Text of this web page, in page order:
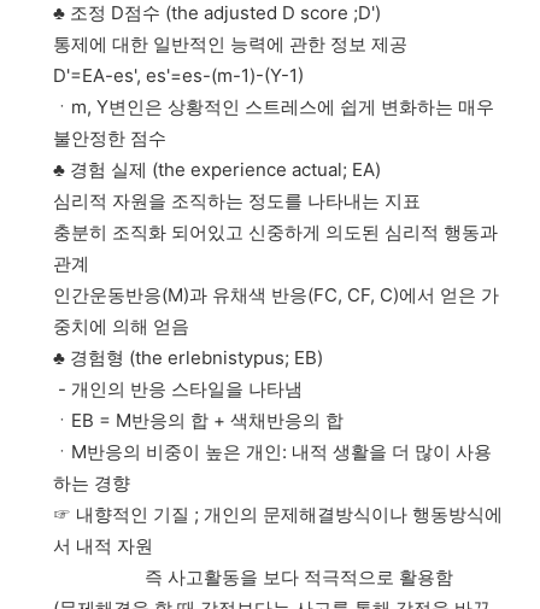
♣ 조정 D점수 (the adjusted D score ;D')
통제에 대한 일반적인 능력에 관한 정보 제공
D'=EA-es', es'=es-(m-1)-(Y-1)
ㆍm, Y변인은 상황적인 스트레스에 쉽게 변화하는 매우
불안정한 점수
♣ 경험 실제 (the experience actual; EA)
심리적 자원을 조직하는 정도를 나타내는 지표
충분히 조직화 되어있고 신중하게 의도된 심리적 행동과
관계
인간운동반응(M)과 유채색 반응(FC, CF, C)에서 얻은 가
중치에 의해 얻음
♣ 경험형 (the erlebnistypus; EB)
- 개인의 반응 스타일을 나타냄
ㆍEB = M반응의 합 + 색채반응의 합
ㆍM반응의 비중이 높은 개인: 내적 생활을 더 많이 사용
하는 경향
☞ 내향적인 기질 ; 개인의 문제해결방식이나 행동방식에
서 내적 자원
즉 사고활동을 보다 적극적으로 활용함